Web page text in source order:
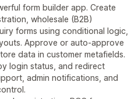
form builder app. Create
wholesale (B2B)
forms using conditional logic,
Approve or auto-approve
data in customer metafields.
login status, and redirect
admin notifications, and